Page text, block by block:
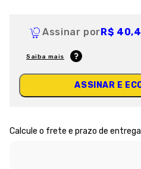
Assinar porR$
Saiba mais
ASSINAR E